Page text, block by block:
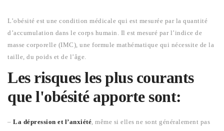
L’obésité est une condition médicale qui est mesurée par la quantité
d’accumulation dans le corps humain. Il est mesuré par l’indice de
masse corporelle (IMC), une formule mathématique qui nécessite de la
taille, du poids et de l’âge.
Les risques les plus courants
que l'obésité apporte sont:
– La dépression et l’anxiété, même si elles ne sont généralement pas